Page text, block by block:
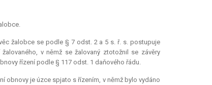
žalobce se podle § 7 odst. 2 a 5 s. ř. s. postupuje
v němž se žalovaný ztotožnil se závěry
řízení podle § 117 odst. 1 daňového řádu.
obnovy je úzce spjato s řízením, v němž bylo vydáno